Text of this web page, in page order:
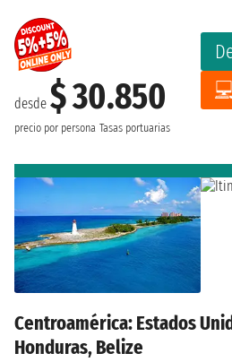
desde $ 30.850
precio por persona Tasas portuarias
Centroamérica: Estados
Honduras, Belize